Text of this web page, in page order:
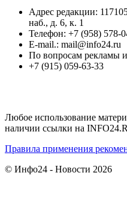
Адрес редакции:
наб., д. 6, к. 1
Телефон: +7 (958) 578-
E-mail.: mail@info24.ru
По вопросам рекламы и
+7 (915) 059-63-33
Любое использование
наличии ссылки на
Правила применения
© Инфо24 - Новости 2026